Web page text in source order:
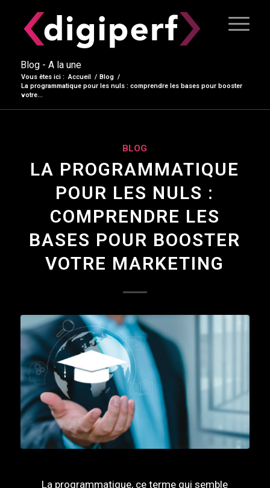
Blog - A la une
Vous êtes ici : Accueil / Blog /
La programmatique pour les nuls : comprendre les bases pour booster
votre...
BLOG
LA PROGRAMMATIQUE
POUR LES NULS :
COMPRENDRE LES
BASES POUR BOOSTER
VOTRE MARKETING
La programmatique, ce terme qui semble